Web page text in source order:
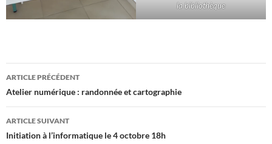
la bibliothèque
Navigation
des
articles
ARTICLE PRÉCÉDENT
Atelier numérique : randonnée et cartographie
ARTICLE SUIVANT
Initiation à l’informatique le 4 octobre 18h